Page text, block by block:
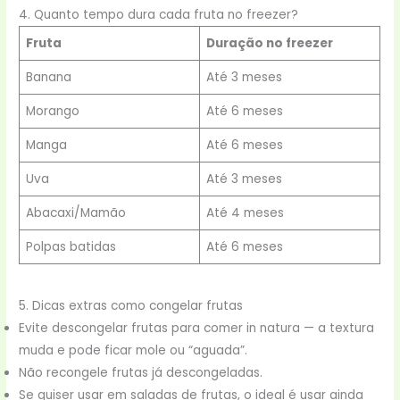
4. Quanto tempo dura cada fruta no freezer?
Fruta
Duração no freezer
Banana
Até 3 meses
Morango
Até 6 meses
Manga
Até 6 meses
Uva
Até 3 meses
Abacaxi/Mamão
Até 4 meses
Polpas batidas
Até 6 meses
5. Dicas extras como congelar frutas
Evite descongelar frutas para comer in natura — a textura
muda e pode ficar mole ou “aguada”.
Não recongele frutas já descongeladas.
Se quiser usar em saladas de frutas, o ideal é usar ainda